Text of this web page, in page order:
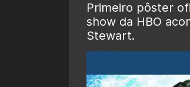
Primeiro pôster
show da HBO
Stewart.